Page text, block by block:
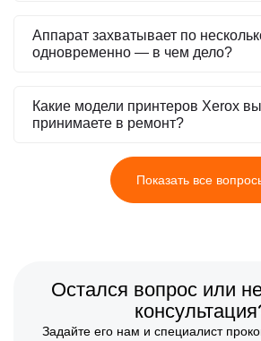
Аппарат захватывает по
одновременно — в чем дело?
Какие модели принтеров Xerox вы
принимаете в ремонт?
Показать все
Остался вопрос или
Задайте его нам и специалист